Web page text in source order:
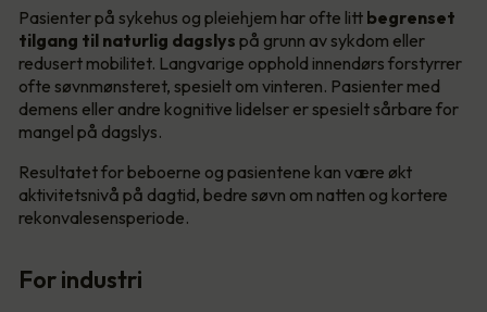
Pasienter på sykehus og pleiehjem har ofte litt begrenset
tilgang til naturlig dagslys på grunn av sykdom eller
redusert mobilitet. Langvarige opphold innendørs forstyrrer
ofte søvnmønsteret, spesielt om vinteren. Pasienter med
demens eller andre kognitive lidelser er spesielt sårbare for
mangel på dagslys.
Resultatet for beboerne og pasientene kan være økt
aktivitetsnivå på dagtid, bedre søvn om natten og kortere
rekonvalesensperiode.
For industri